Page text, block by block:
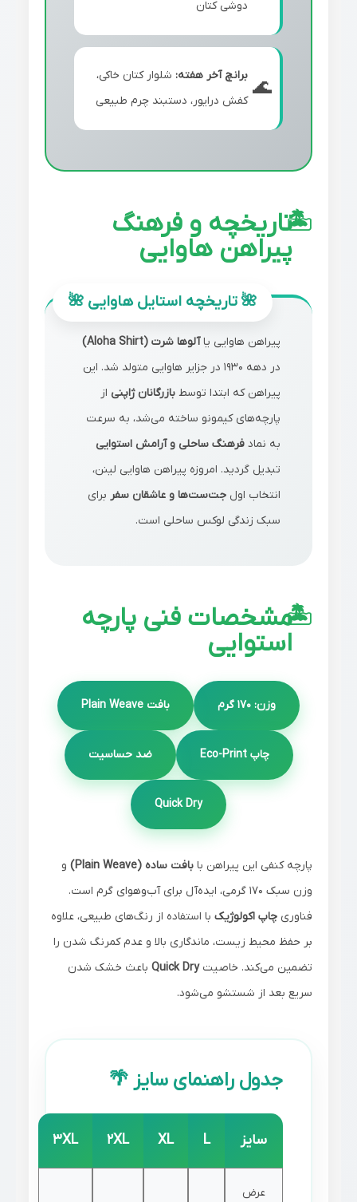
دوشی کتان
برانچ آخر هفته: شلوار کتان خاکی،
کفش درایور، دستبند چرم طبیعی
تاریخچه و فرهنگ
پیراهن هاوایی
پیراهن هاوایی یاآلوها شرت (Aloha Shirt)
در دهه 1930 در جزایر هاوایی متولد شد. این
پیراهن که ابتدا توسط بازرگانان ژاپنی از
پارچه‌های کیمونو ساخته می‌شد، به سرعت
به نماد فرهنگ ساحلی و آرامش استوایی
تبدیل گردید. امروزه پیراهن هاوایی لینن،
انتخاب اول جت‌ست‌ها و عاشقان سفر برای
سبک زندگی لوکس ساحلی است.
مشخصات فنی پارچه
استوایی
وزن: 170 گرم بافت Plain Weave
چاپ Eco-Print ضد حساسیت
Quick Dry
پارچه کنفی این پیراهن با بافت ساده (Plain Weave)
و
وزن سبک 170 گرمی، ایده‌آل برای آب‌وهوای گرم است.
فناوری چاپ اکولوژیک با استفاده از رنگ‌های طبیعی، علاوه
بر حفظ محیط زیست، ماندگاری بالا و عدم کمرنگ شدن را
تضمین می‌کند. خاصیتQuick Dry باعث خشک شدن
سریع بعد از شستشو می‌شود.
جدول راهنمای سایز 🌴
سایز L
XL
2XL
3XL
عرض